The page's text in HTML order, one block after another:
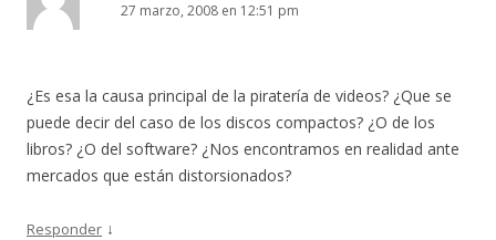
27 marzo, 2008 en 12:51 pm
¿Es esa la causa principal de la piratería de videos? ¿Que se
puede decir del caso de los discos compactos? ¿O de los
libros? ¿O del software? ¿Nos encontramos en realidad ante
mercados que están distorsionados?
Responder ↓